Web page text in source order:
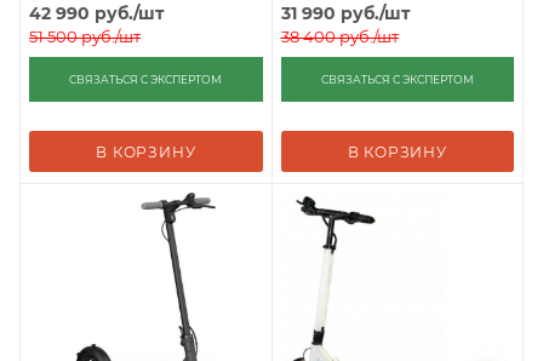
42 990 руб./шт
51 500руб./шт
СВЯЗАТЬСЯ С ЭКСПЕРТОМ
В КОРЗИНУ
31 990 руб./шт
38 400руб./шт
СВЯЗАТЬСЯ С ЭКСПЕРТОМ
В КОРЗИНУ